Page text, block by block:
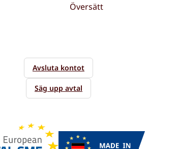
Översätt
Avsluta kontot
Säg upp avtal